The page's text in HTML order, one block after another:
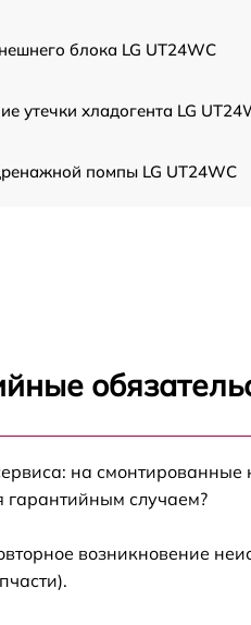
блока LG UT24WC
утечки хладогента LG
помпы LG UT24WC
на
гарантийным случаем?
возникновение